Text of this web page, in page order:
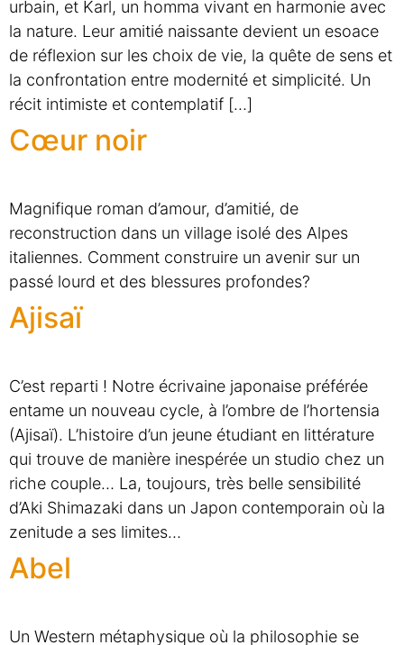
urbain, et Karl, un homma vivant en harmonie avec
la nature. Leur amitié naissante devient un esoace
de réflexion sur les choix de vie, la quête de sens et
la confrontation entre modernité et simplicité. Un
récit intimiste et contemplatif […]
Cœur noir
Magnifique roman d’amour, d’amitié, de
reconstruction dans un village isolé des Alpes
italiennes. Comment construire un avenir sur un
passé lourd et des blessures profondes?
Ajisaï
C’est reparti ! Notre écrivaine japonaise préférée
entame un nouveau cycle, à l’ombre de l’hortensia
(Ajisaï). L’histoire d’un jeune étudiant en littérature
qui trouve de manière inespérée un studio chez un
riche couple… La, toujours, très belle sensibilité
d’Aki Shimazaki dans un Japon contemporain où la
zenitude a ses limites…
Abel
Un Western métaphysique où la philosophie se